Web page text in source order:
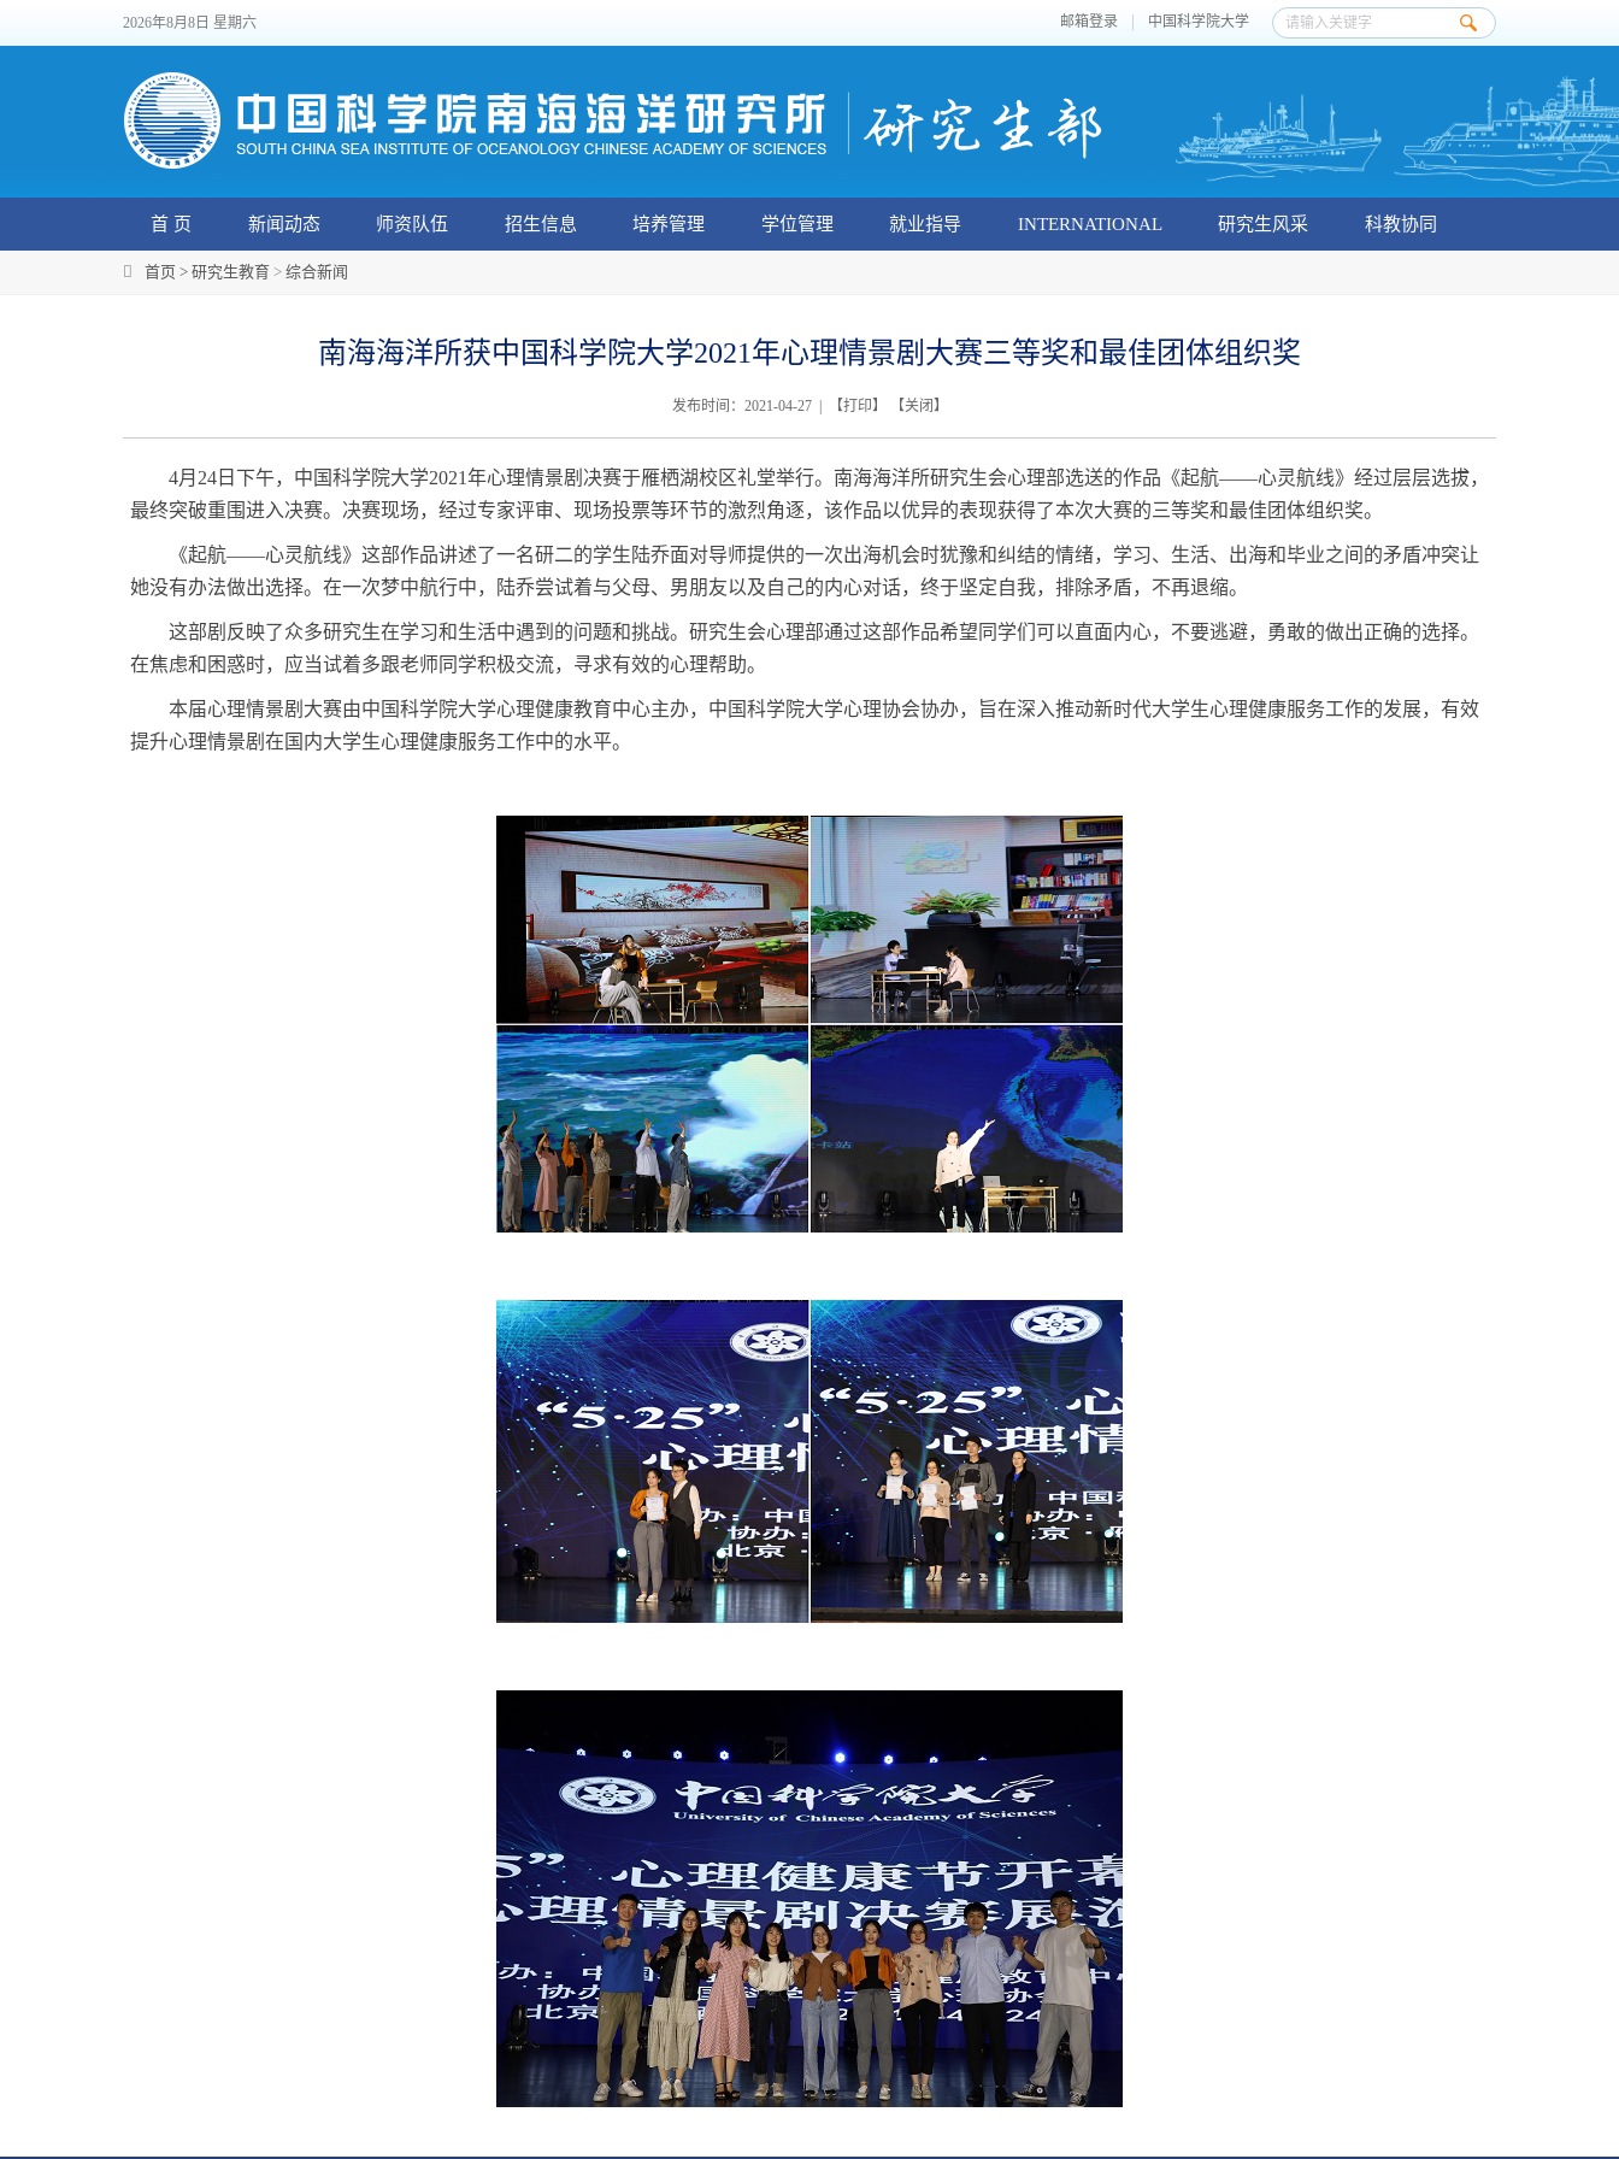
2026年8月8日 星期六 邮箱登录 中国科学院大学
首 页 新闻动态 师资队伍 招生信息 培养管理 学位管理 就业指导 INTERNATIONAL 研究生风采 科教协同
首页 > 研究生教育 > 综合新闻
南海海洋所获中国科学院大学2021年心理情景剧大赛三等奖和最佳团体组织奖
发布时间：2021-04-27 | 【打印】 【关闭 】
4月 24 日下午，中国科学院大学2021年心理情景剧决赛于雁栖湖校区礼堂举行。南海海洋所研究生会心理部选送的作品《起航——心灵航线》经过层层选拔，
最终突破重围进入决赛。决赛现场，经过专家评审、现场投票等环节的激烈角逐，该作品以优异的表现获得了本次大赛的三等奖和最佳团体组织奖。
《起航——心灵航线》这部作品讲述了一名研二的学生陆乔面对导师提供的一次出海机会时犹豫和纠结的情绪，学习、生活、出海和毕业之间的矛盾冲突让
她没有办法做出选择。在一次梦中航行中，陆乔尝试着与父母、男朋友以及自己的内心对话，终于坚定自我，排除矛盾，不再退缩。
这部剧反映了众多研究生在学习和生活中遇到的问题和挑战。研究生会心理部通过这部作品希望同学们可以直面内心，不要逃避，勇敢的做出正确的选择。
在焦虑和困惑时，应当试着多跟老师同学积极交流，寻求有效的心理帮助。
本届心理情景剧大赛由中国科学院大学心理健康教育中心主办，中国科学院大学心理协会协办，旨在深入推动新时代大学生心理健康服务工作的发展，有效
提升心理情景剧在国内大学生心理健康服务工作中的水平。